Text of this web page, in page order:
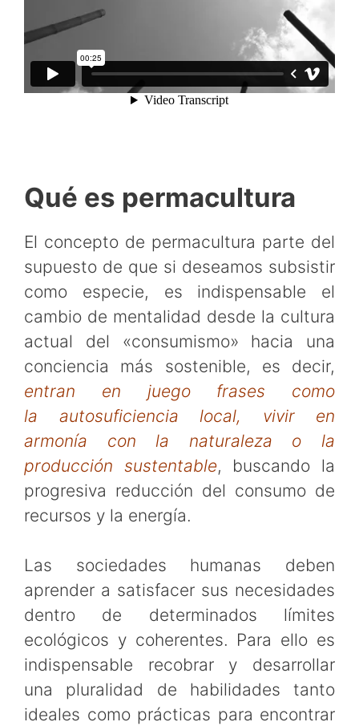
Qué es permacultura
El concepto de permacultura parte del
supuesto de que si deseamos subsistir
como especie, es indispensable el
cambio de mentalidad desde la cultura
actual del «consumismo» hacia una
conciencia más sostenible, es decir,
entran en juego frases como
la autosuficiencia local, vivir en
armonía con la naturaleza o la
producción sustentable, buscando la
progresiva reducción del consumo de
recursos y la energía.
Las sociedades humanas deben
aprender a satisfacer sus necesidades
dentro de determinados límites
ecológicos y coherentes. Para ello es
indispensable recobrar y desarrollar
una pluralidad de habilidades tanto
ideales como prácticas para encontrar